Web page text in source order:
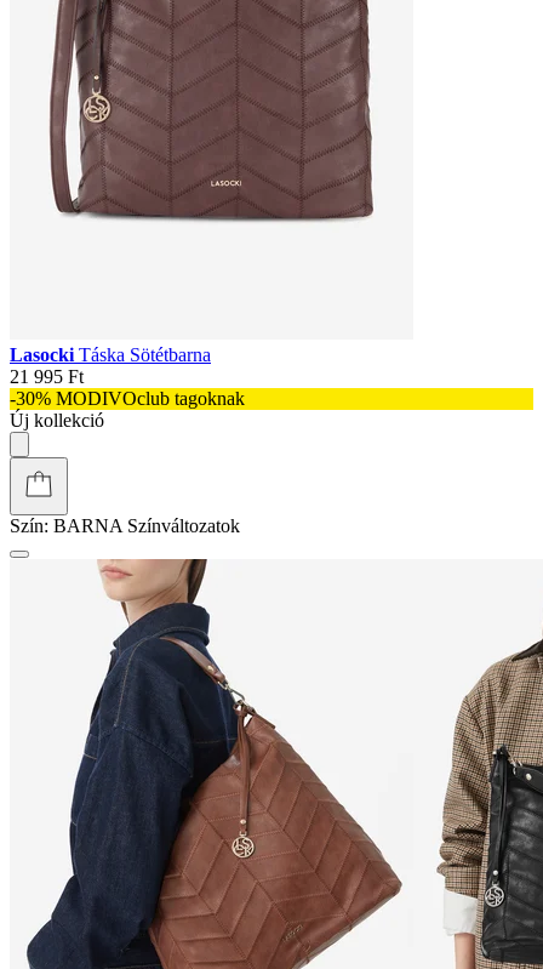
Lasocki Táska Sötétbarna
21 995 Ft
-30% MODIVOclub tagoknak
Új kollekció
Szín: BARNA Színváltozatok